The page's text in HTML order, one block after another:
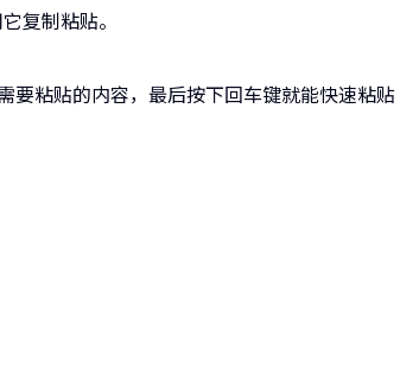
复制粘贴。
粘贴的内容，最后按下回车键就能快速粘贴